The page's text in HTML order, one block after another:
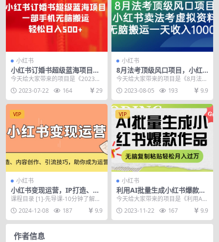
小红书
小红书订婚书超级蓝海项目，
一部手机无脑搬运，轻松日入
500+
今天给大家带来的项目是《2023小
红书订婚书超级蓝海项目，一部手
机无脑搬运，轻松...
2023-07-22 164 29
小红书
8月法考顶级风口项目，小红
书卖法考虚拟资料，无脑搬运
一天收入1000+。
今天给大家带来的项目是《8月法考
顶级风口项目，小红书卖法考资
料，零成本零风险，新...
2023-08-05 193 9.9
VIP
小红书
小红书变现运营，IP打造、内
容创作、引流技巧，助你成为
课程目录 [1]-先导课-10分钟了解小
红书热门营销赛道.mp4 [2]-IP打...
2024-12-08 187 9.9
VIP
小红书
利用AI批量生成小红书爆款作
品内容，无脑复制粘贴轻松月
今天给大家带来的项目是《利用AI
批量生成小红书爆款作品内容，无
脑复制粘贴轻松月入...
2023-11-22 167 9.9
作者信息